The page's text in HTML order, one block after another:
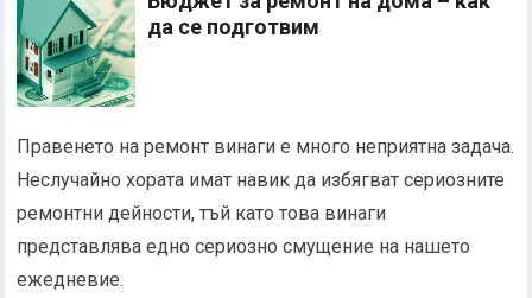
да се подготвим
Правенето на ремонт винаги е много неприятна задача.
Неслучайно хората имат навик да избягват сериозните
ремонтни дейности, тъй като това винаги
представлява едно сериозно смущение на нашето
ежедневие.